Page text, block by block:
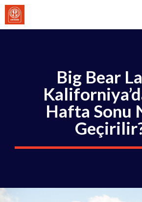
İçeriğe
atla
Big Bear
Hafta Sonu